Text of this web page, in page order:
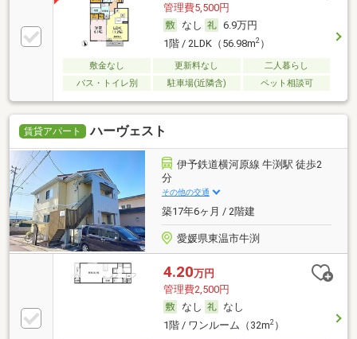
管理費5,500円
なし
6.9万円
1階 / 2LDK（56.98m2）
敷金なし 更新料なし
二人暮らし
バス・トイレ別
駐車場(近隣含) ペット相談可
賃貸アパート ハーヴェスト
伊予鉄道横河原線 牛渕駅 徒歩2
分
その他の交通
築17年6ヶ月 / 2階建
愛媛県東温市牛渕
4.20万円
管理費2,500円
なし
なし
1階 / ワンルーム（32m2）